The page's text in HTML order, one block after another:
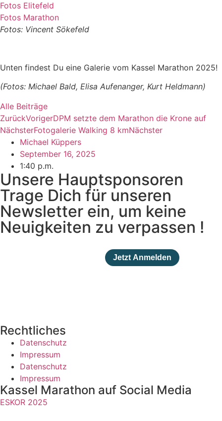
Fotos Elitefeld
Fotos Marathon
Fotos: Vincent Sökefeld
Unten findest Du eine Galerie vom Kassel Marathon 2025!
(Fotos: Michael Bald, Elisa Aufenanger, Kurt Heldmann)
Alle Beiträge
ZurückVorigerDPM setzte dem Marathon die Krone auf
NächsterFotogalerie Walking 8 kmNächster
Michael Küppers
September 16, 2025
1:40 p.m.
Unsere Hauptsponsoren
Trage Dich für unseren
Newsletter ein, um keine
Neuigkeiten zu verpassen !
Rechtliches
Datenschutz
Impressum
Datenschutz
Impressum
Kassel Marathon auf Social Media
ESKOR 2025